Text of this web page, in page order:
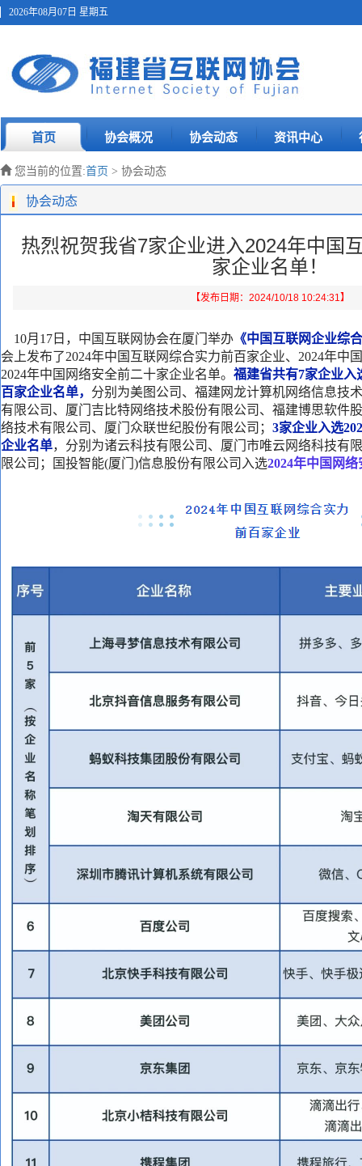
2026年08月07日 星期五
首页 协会概况 协会动态 资讯中心
您当前的位置:首页 > 协会动态
协会动态
热烈祝贺我省7家企业进入2024年中国
家企业名单！
【发布日期：2024/10/18 10:24:31】
10月17日，中国互联网协会在厦门举办 《中国互联网企业综
会上发布了2024年中国互联网综合实力前百家企业、2024年中
2024年中国网络安全前二十家企业名单。 福建省共有7家企业入
百家企业名单， 分别为美图公司、福建网龙计算机网络信息技
有限公司、厦门吉比特网络技术股份有限公司、福建博思软件
络技术有限公司、厦门众联世纪股份有限公司； 3家企业入选
企业名单，分别为诸云科技有限公司、厦门市唯云网络科技有
限公司 ； 国投智能(厦门)信息股份有限公司入选2024年中国网